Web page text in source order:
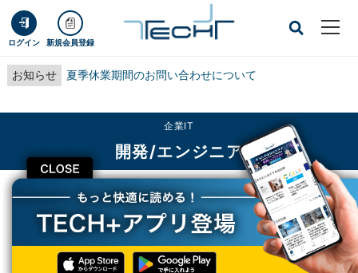
ログイン 新規会員登録
お知らせ 夏季休業期間のお問い合わせについて
CLOSE
企業IT
開発/エンジニア
TECH+ 企業IT
開発/エンジニア
オープンソースCMS「Joomla 5.0」アルファ版公開
オープンソースCMS「Joomla 5.0」アルファ